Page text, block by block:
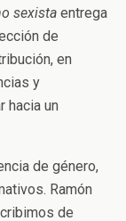
sexista entrega
de
en
y
hacia un
de género,
Ramón
de